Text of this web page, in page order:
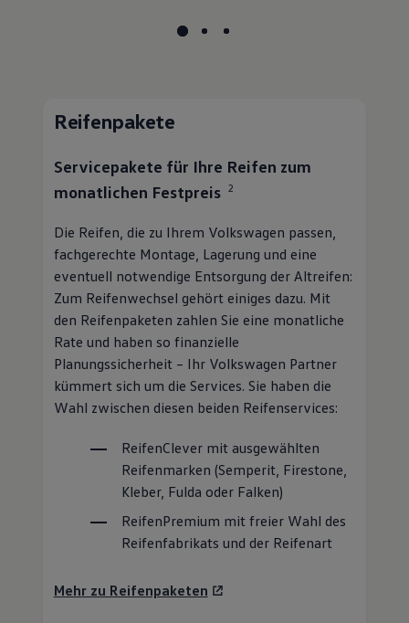
Reifenpakete
Servicepakete für Ihre Reifen zum
monatlichen Festpreis 2
Die Reifen, die zu Ihrem Volkswagen passen,
fachgerechte Montage, Lagerung und eine
eventuell notwendige Entsorgung der Altreifen:
Zum Reifenwechsel gehört einiges dazu. Mit
den Reifenpaketen zahlen Sie eine monatliche
Rate und haben so finanzielle
Planungssicherheit – Ihr Volkswagen Partner
kümmert sich um die Services. Sie haben die
Wahl zwischen diesen beiden Reifenservices:
ReifenClevermit ausgewählten
Reifenmarken (Semperit, Firestone,
Kleber, Fulda oder Falken)
ReifenPremium mit freier Wahl des
Reifenfabrikats und der Reifenart
Mehr zu Reifenpaketen